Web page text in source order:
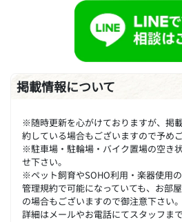
掲載情報について
※随時更新を心がけておりますが、掲
約している場合もございますので予め
※駐車場・駐輪場・バイク置場の空き
せ下さい。
※ペット飼育やSOHO利用・楽器使用
管理規約で可能になっていても、お部
の場合もございますので御注意下さい。
詳細はメールやお電話にてスタッフま